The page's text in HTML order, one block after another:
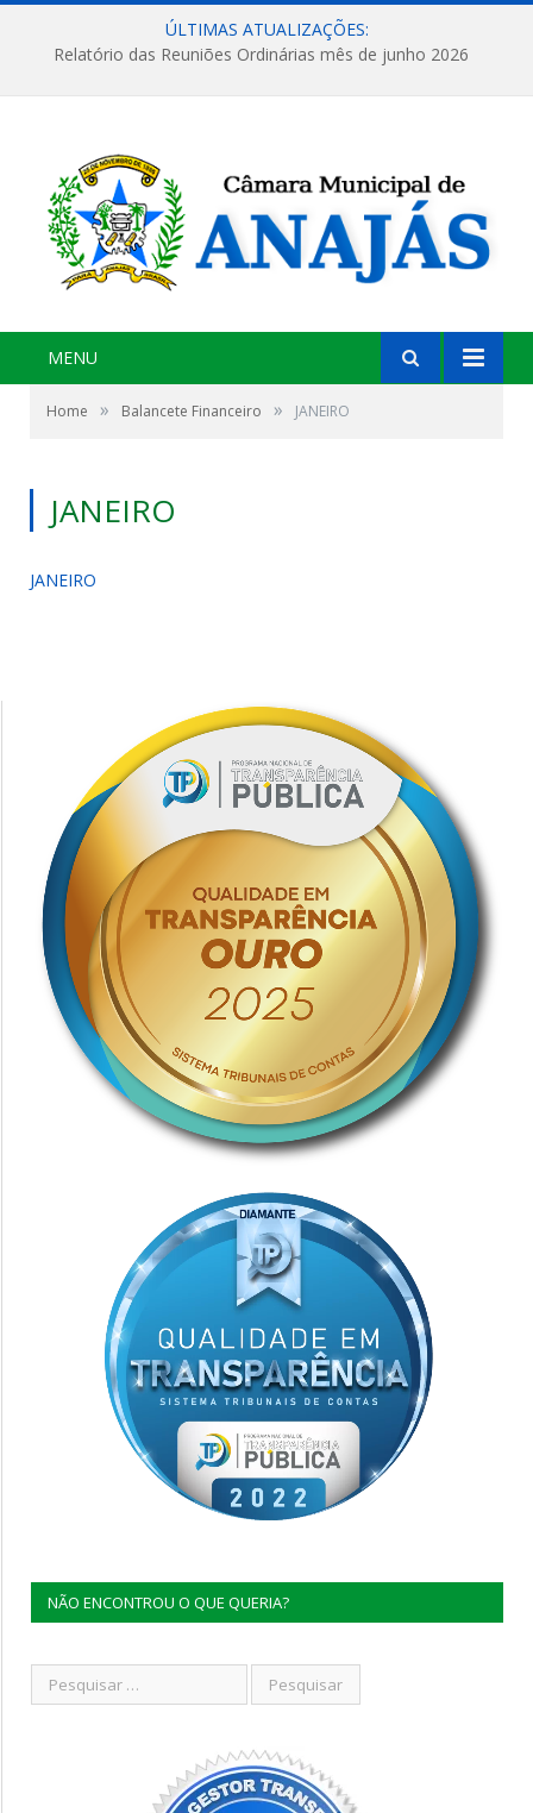
ÚLTIMAS ATUALIZAÇÕES:
Relatório das Reuniões Ordinárias mês de junho 2026
MENU
Home » Balancete Financeiro » JANEIRO
JANEIRO
JANEIRO
NÃO ENCONTROU O QUE QUERIA?